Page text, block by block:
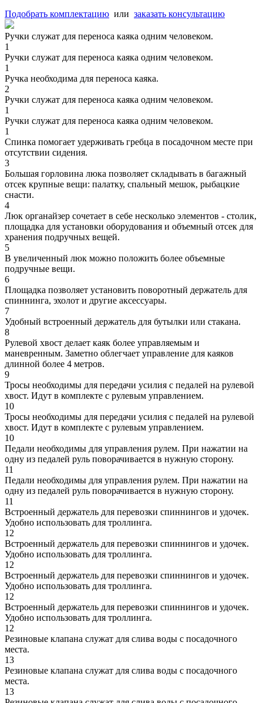
Подобрать комплектацию или заказать консультацию
Ручки служат для переноса каяка одним человеком.
1
Ручки служат для переноса каяка одним человеком.
1
Ручка необходима для переноса каяка.
2
Ручки служат для переноса каяка одним человеком.
1
Ручки служат для переноса каяка одним человеком.
1
Спинка помогает удерживать гребца в посадочном месте при
отсутствии сидения.
3
Большая горловина люка позволяет складывать в багажный
отсек крупные вещи: палатку, спальный мешок, рыбацкие
снасти.
4
Люк органайзер сочетает в себе несколько элементов - столик,
площадка для установки оборудования и объемный отсек для
хранения подручных вещей.
5
В увеличенный люк можно положить более объемные
подручные вещи.
6
Площадка позволяет установить поворотный держатель для
спиннинга, эхолот и другие аксессуары.
7
Удобный встроенный держатель для бутылки или стакана.
8
Рулевой хвост делает каяк более управляемым и
маневренным. Заметно облегчает управление для каяков
длинной более 4 метров.
9
Тросы необходимы для передачи усилия с педалей на рулевой
хвост. Идут в комплекте с рулевым управлением.
10
Тросы необходимы для передачи усилия с педалей на рулевой
хвост. Идут в комплекте с рулевым управлением.
10
Педали необходимы для управления рулем. При нажатии на
одну из педалей руль поворачивается в нужную сторону.
11
Педали необходимы для управления рулем. При нажатии на
одну из педалей руль поворачивается в нужную сторону.
11
Встроенный держатель для перевозки спиннингов и удочек.
Удобно использовать для троллинга.
12
Встроенный держатель для перевозки спиннингов и удочек.
Удобно использовать для троллинга.
12
Встроенный держатель для перевозки спиннингов и удочек.
Удобно использовать для троллинга.
12
Встроенный держатель для перевозки спиннингов и удочек.
Удобно использовать для троллинга.
12
Резиновые клапана служат для слива воды с посадочного
места.
13
Резиновые клапана служат для слива воды с посадочного
места.
13